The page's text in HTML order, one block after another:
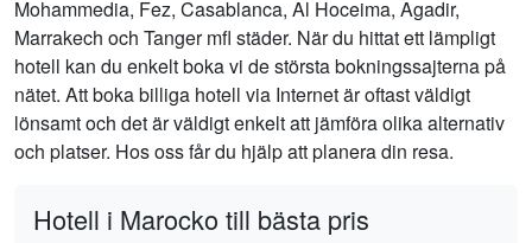
Mohammedia, Fez, Casablanca, Al Hoceima, Agadir,
Marrakech och Tanger mfl städer. När du hittat ett lämpligt
hotell kan du enkelt boka vi de största bokningssajterna på
nätet. Att boka billiga hotell via Internet är oftast väldigt
lönsamt och det är väldigt enkelt att jämföra olika alternativ
och platser. Hos oss får du hjälp att planera din resa.
Hotell i Marocko till bästa pris